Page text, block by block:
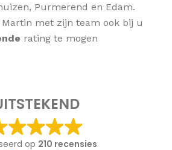
Purmerend en Edam.
met zijn team ook bij u
rating te mogen
op 210 recensies